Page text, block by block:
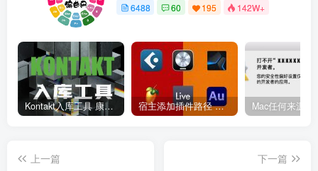
6488 60 195 142W+
Kontakt入库工具 康泰克入库教程 宿主添加插件路径 插件路径设置 VSTPlugins路径
上一篇
下一篇